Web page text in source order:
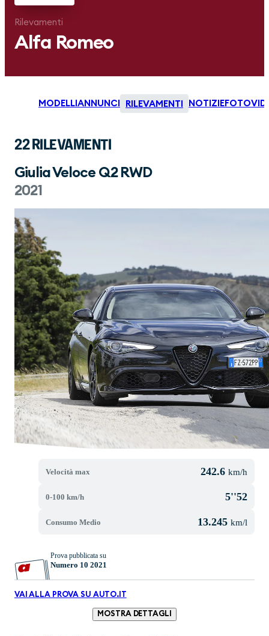
Rilevamenti
Alfa Romeo
MODELLI ANNUNCI RILEVAMENTI NOTIZIE FOTO
22 RILEVAMENTI
Giulia Veloce Q2 RWD
2021
Velocità max 242.6 km/h
0-100 km/h 5''52
Consumo Medio 13.245 km/l
Prova pubblicata su
Numero 10 2021
VAI ALLA PROVA SU AUTO.IT
MOSTRA DETTAGLI